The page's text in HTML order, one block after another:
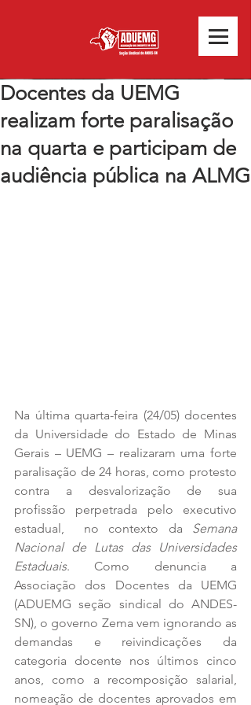
Docentes da UEMG
realizam forte paralisação
na quarta e participam de
audiência pública na ALMG
Na última quarta-feira (24/05) docentes
da Universidade do Estado de Minas
Gerais – UEMG – realizaram uma forte
paralisação de 24 horas, como protesto
contra a desvalorização de sua
profissão perpetrada pelo executivo
estadual,  no contexto da Semana
Nacional de Lutas das Universidades
Estaduais. Como denuncia a
Associação dos Docentes da UEMG
(ADUEMG seção sindical do ANDES-
SN), o governo Zema vem ignorando as
demandas e reivindicações da
categoria docente nos últimos cinco
anos, como a recomposição salarial,
nomeação de docentes aprovados em